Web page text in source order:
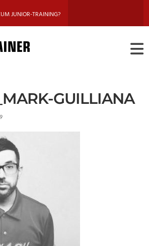
JUNIOR-TRAINING?
GUILLIANA